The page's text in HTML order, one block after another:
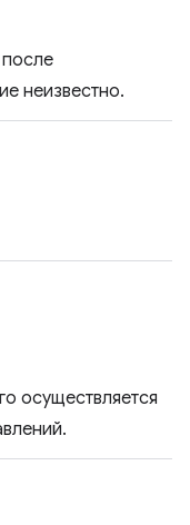
неизвестно.
осуществляется